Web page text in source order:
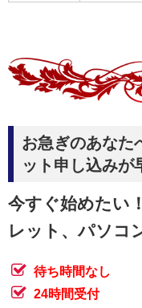
お急ぎのあなた
ット申し込みが
今すぐ始めたい！
レット、パソコ
待ち時間なし
24時間受付